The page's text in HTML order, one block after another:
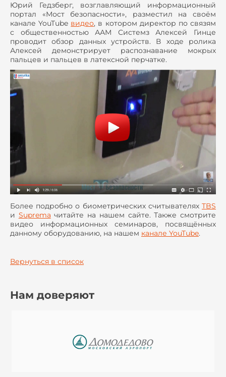
Юрий Гедзберг, возглавляющий информационный
портал «Мост безопасности», разместил на своём
канале YouTube видео, в котором директор по связям
с общественностью ААМ Системз Алексей Гинце
проводит обзор данных устройств. В ходе ролика
Алексей демонстрирует распознавание мокрых
пальцев и пальцев в латексной перчатке.
Более подробно о биометрических считывателях TBS
и Suprema читайте на нашем сайте. Также смотрите
видео информационных семинаров, посвящённых
данному оборудованию, на нашем канале YouTube.
Вернуться в список
Нам доверяют